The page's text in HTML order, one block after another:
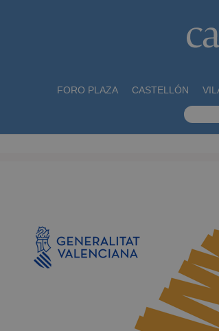
FORO PLAZA CASTELLÓN